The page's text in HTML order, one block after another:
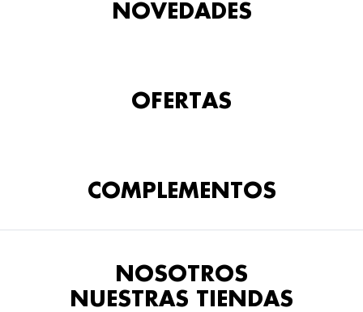
NOVEDADES
OFERTAS
COMPLEMENTOS
NOSOTROS
NUESTRAS TIENDAS